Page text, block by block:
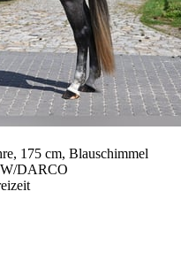
175 cm, Blauschimmel
DARCO